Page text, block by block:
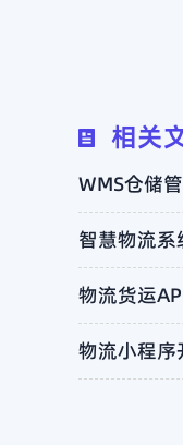
相关
WMS仓储
智慧物流
物流货运
物流小程序